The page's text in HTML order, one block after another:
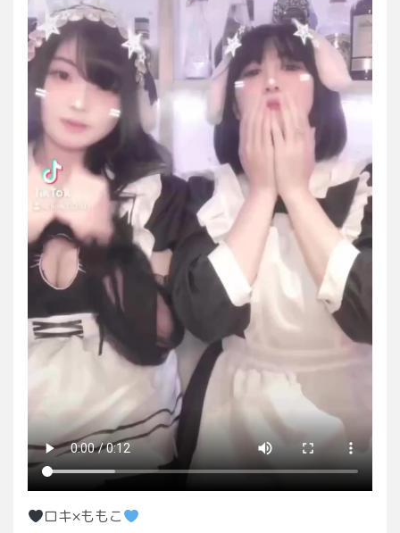
ロキ×ももこ